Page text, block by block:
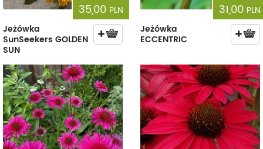
35,00 PLN
Jeżówka
SunSeekers GOLDEN
SUN
31,00 PLN
Jeżówka
ECCENTRIC